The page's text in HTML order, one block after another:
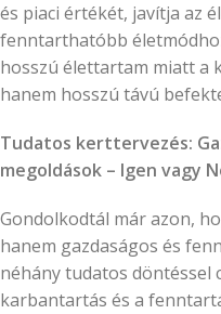
és piaci értékét, javítja az
fenntarthatóbb
hosszú élettartam miatt a
hanem hosszú távú
Tudatos kerttervezés:
megoldások – Igen vagy
Gondolkodtál már azon,
hanem gazdaságos és
néhány tudatos döntéssel
karbantartás és a